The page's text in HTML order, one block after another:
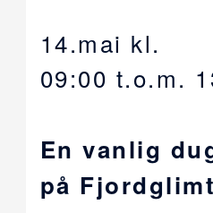
14.mai kl.
09:00 t.o.m.
En vanlig
på